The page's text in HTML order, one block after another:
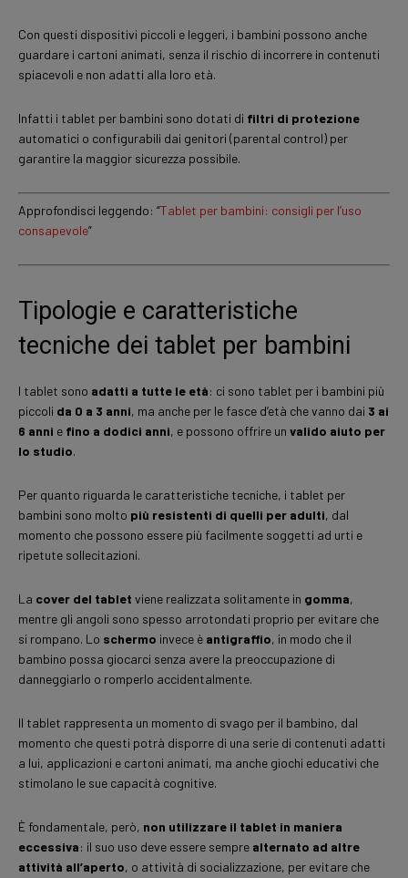
Con questi dispositivi piccoli e leggeri, i bambini possono anche
guardare i cartoni animati, senza il rischio di incorrere in contenuti
spiacevoli e non adatti alla loro età.
Infatti i tablet per bambini sono dotati di filtri di protezione
automatici o configurabili dai genitori (parental control) per
garantire la maggior sicurezza possibile.
Approfondisci leggendo: “Tablet per bambini: consigli per l’uso
consapevole”
Tipologie e caratteristiche
tecniche dei tablet per bambini
I tablet sono adatti a tutte le età: ci sono tablet per i bambini più
piccoli da 0 a 3 anni, ma anche per le fasce d’età che vanno dai 3 ai
6 anni e fino a dodici anni, e possono offrire un valido aiuto per
lo studio.
Per quanto riguarda le caratteristiche tecniche, i tablet per
bambini sono molto più resistenti di quelli per adulti, dal
momento che possono essere più facilmente soggetti ad urti e
ripetute sollecitazioni.
La cover del tablet viene realizzata solitamente in gomma,
mentre gli angoli sono spesso arrotondati proprio per evitare che
si rompano. Lo schermo invece è antigraffio, in modo che il
bambino possa giocarci senza avere la preoccupazione di
danneggiarlo o romperlo accidentalmente.
Il tablet rappresenta un momento di svago per il bambino, dal
momento che questi potrà disporre di una serie di contenuti adatti
a lui, applicazioni e cartoni animati, ma anche giochi educativi che
stimolano le sue capacità cognitive.
È fondamentale, però, non utilizzare il tablet in maniera
eccessiva: il suo uso deve essere sempre alternato ad altre
attività all’aperto, o attività di socializzazione, per evitare che